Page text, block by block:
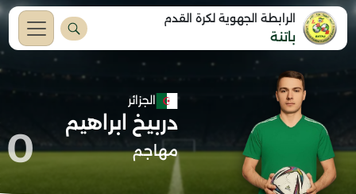
الرابطة الجهوية لكرة القدم
باتنة
الجزائر
دربيخ ابراهيم
مهاجم 0